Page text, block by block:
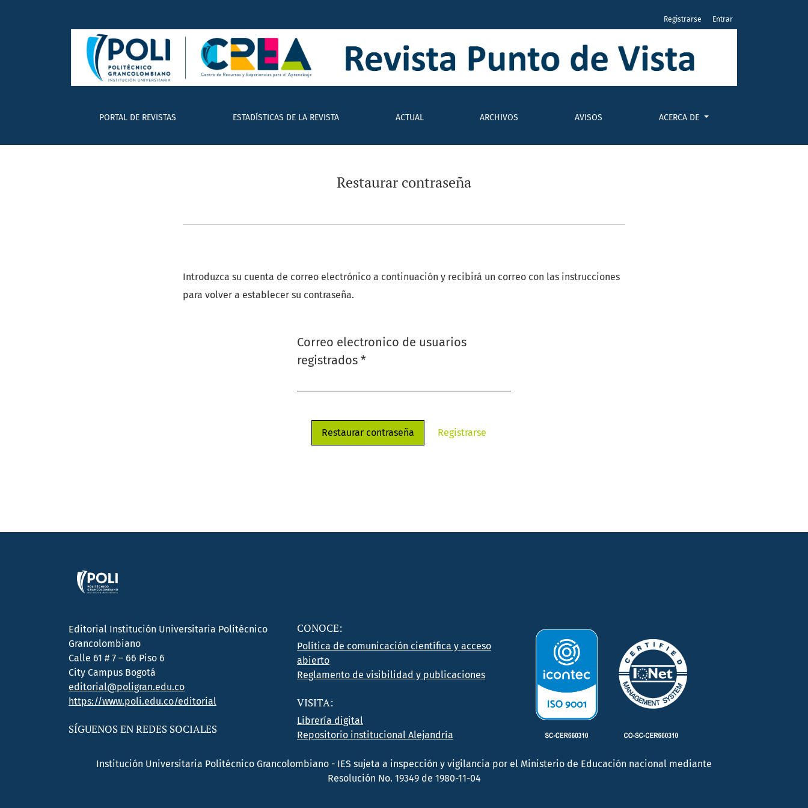
PORTAL DE REVISTAS ESTADÍSTICAS DE LA REVISTA ACTUAL ARCHIVOS AVISOS ACERCA DE
Registrarse Entrar
Restaurar contraseña
Introduzca su cuenta de correo electrónico a continuación y recibirá un correo con las instrucciones
para volver a establecer su contraseña.
Correo electronico de usuarios
registrados *Obligatorio
Restaurar contraseña Registrarse
Editorial Institución Universitaria Politécnico
Grancolombiano
Calle 61 # 7 – 66 Piso 6
City Campus Bogotá
editorial@poligran.edu.co
https://www.poli.edu.co/editorial
SÍGUENOS EN REDES SOCIALES
CONOCE:
Política de comunicación científica y acceso
abierto
Reglamento de visibilidad y publicaciones
VISITA:
Librería digital
Repositorio institucional Alejandría
Institución Universitaria Politécnico Grancolombiano - IES sujeta a inspección y vigilancia por el Ministerio de Educación nacional mediante
Resolución No. 19349 de 1980-11-04